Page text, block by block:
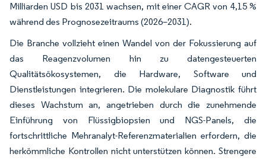
Milliarden USD bis 2031 wachsen, mit einer CAGR von 4,15 %
während des Prognosezeitraums (2026–2031).
Die Branche vollzieht einen Wandel von der Fokussierung auf
das Reagenzvolumen hin zu datengesteuerten
Qualitätsökosystemen, die Hardware, Software und
Dienstleistungen integrieren. Die molekulare Diagnostik führt
dieses Wachstum an, angetrieben durch die zunehmende
Einführung von Flüssigbiopsien und NGS-Panels, die
fortschrittliche Mehranalyt-Referenzmaterialien erfordern, die
herkömmliche Kontrollen nicht unterstützen können. Strengere